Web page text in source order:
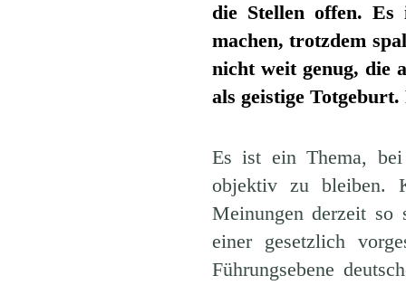
die Stellen offen.
machen, trotzdem
nicht weit genug, die
als geistige
Es ist ein Thema,
objektiv zu bleiben.
Meinungen derzeit so
einer gesetzlich
Führungsebene